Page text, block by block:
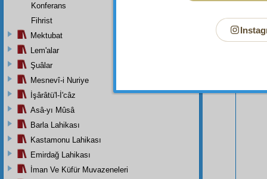
Bu
Konferans
Fihrist
Mektubat
Lem'alar
Şuâlar
Mesnevî-i Nuriye
İşârâtü'l-İ'câz
Asâ-yı Mûsâ
Barla Lahikası
Kastamonu Lahikası
Emirdağ Lahikası
İman Ve Küfür Muvazeneleri